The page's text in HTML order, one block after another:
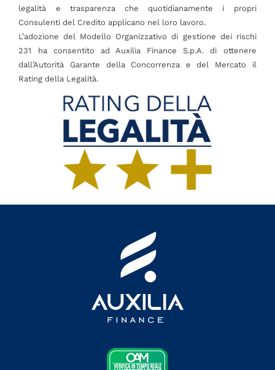
legalità e trasparenza che quotidianamente i propri
Consulenti del Credito applicano nel loro lavoro.
L’adozione del Modello Organizzativo di gestione dei rischi
231 ha consentito ad Auxilia Finance S.p.A. di ottenere
dall’Autorità Garante della Concorrenza e del Mercato il
Rating della Legalità.